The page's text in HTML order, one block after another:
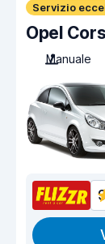
Servizio
Opel
Manuale